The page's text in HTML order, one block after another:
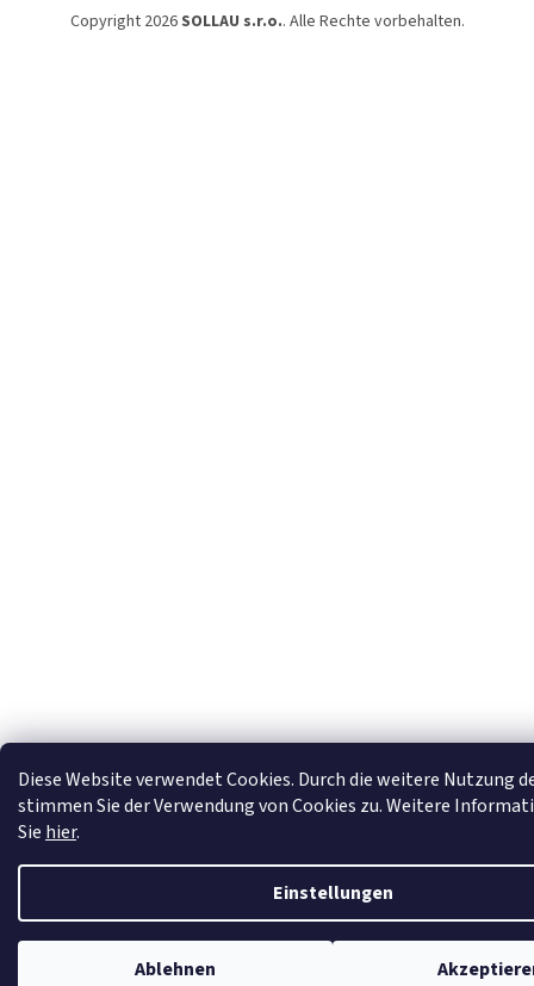
Diese Website verwendet Cookies. Durch die weitere Nutzung
stimmen Sie der Verwendung von Cookies zu. Weitere
Sie hier.
Einstellungen
Ablehnen
Copyright 2026SOLLAU s.r.o.. Alle Rechte vorbehalten.